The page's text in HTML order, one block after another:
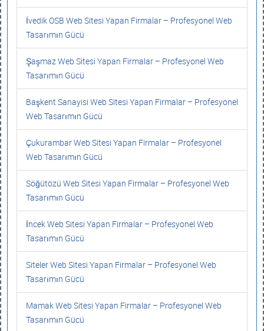
İvedik OSB Web Sitesi Yapan Firmalar – Profesyonel Web
Tasarımın Gücü
Şaşmaz Web Sitesi Yapan Firmalar – Profesyonel Web
Tasarımın Gücü
Başkent Sanayisi Web Sitesi Yapan Firmalar – Profesyonel
Web Tasarımın Gücü
Çukurambar Web Sitesi Yapan Firmalar – Profesyonel
Web Tasarımın Gücü
Söğütözü Web Sitesi Yapan Firmalar – Profesyonel Web
Tasarımın Gücü
İncek Web Sitesi Yapan Firmalar – Profesyonel Web
Tasarımın Gücü
Siteler Web Sitesi Yapan Firmalar – Profesyonel Web
Tasarımın Gücü
Mamak Web Sitesi Yapan Firmalar – Profesyonel Web
Tasarımın Gücü